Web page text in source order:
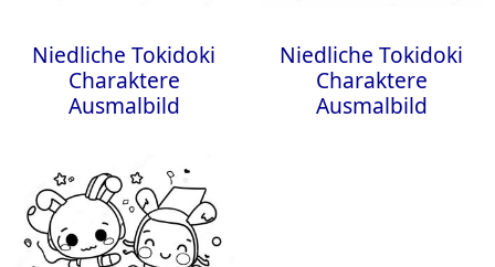
Niedliche Tokidoki
Charaktere
Ausmalbild
Niedliche Tokidoki
Charaktere
Ausmalbild